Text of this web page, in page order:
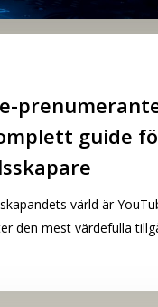
guide
värld är
den mest värdefulla